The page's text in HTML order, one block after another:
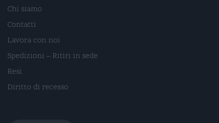
Chi siamo
Contatti
Lavora con noi
Spedizioni – Ritiri in sede
Resi
Diritto di recesso